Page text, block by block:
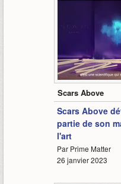
Scars Above
Scars Above
partie de son
l'art
Par Prime Matter
26 janvier 2023